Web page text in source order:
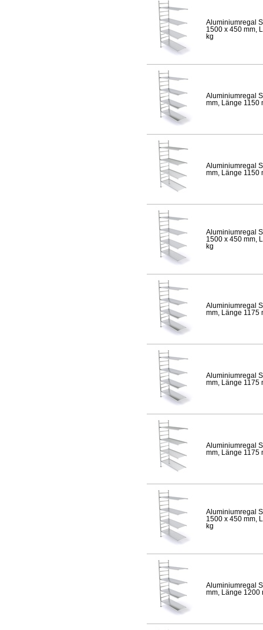
Aluminiumregal
1500 x 450 mm,
kg
Aluminiumregal
mm, Länge 1150
Aluminiumregal
mm, Länge 1150
Aluminiumregal
1500 x 450 mm,
kg
Aluminiumregal
mm, Länge 1175
Aluminiumregal
mm, Länge 1175
Aluminiumregal
mm, Länge 1175
Aluminiumregal
1500 x 450 mm,
kg
Aluminiumregal
mm, Länge 1200